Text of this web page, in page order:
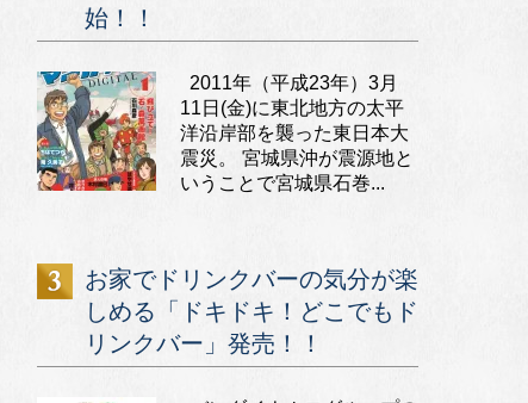
始！！
2011年（平成23年）3月
11日(金)に東北地方の太平
洋沿岸部を襲った東日本大
震災。 宮城県沖が震源地と
いうことで宮城県石巻...
お家でドリンクバーの気分が楽
しめる「ドキドキ！どこでもド
リンクバー」発売！！